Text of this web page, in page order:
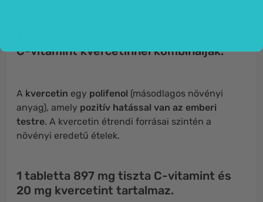
C-vitamint kvercetinnel kombinálják.
A kvercetin egy polifenol (másodlagos növényi
anyag), amely pozitív hatással van az emberi
testre. A kvercetin étrendi forrásai szintén a
növényi eredetű ételek.
1 tabletta 897 mg tiszta C-vitamint és
20 mg kvercetint tartalmaz.